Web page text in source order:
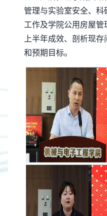
管理与实验室安全、
工作及学院公用房屋
上半年成效、剖析现
和预期目标。